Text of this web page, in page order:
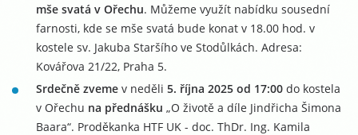
mše svatá v Ořechu. Můžeme využít nabídku sousední
farnosti, kde se mše svatá bude konat v 18.00 hod. v
kostele sv. Jakuba Staršího ve Stodůlkách. Adresa:
Kovářova 21/22, Praha 5.
Srdečně zveme v neděli 5. října 2025 od 17:00 do kostela
v Ořechu na přednášku „O životě a díle Jindřicha Šimona
Baara“. Proděkanka HTF UK - doc. ThDr. Ing. Kamila